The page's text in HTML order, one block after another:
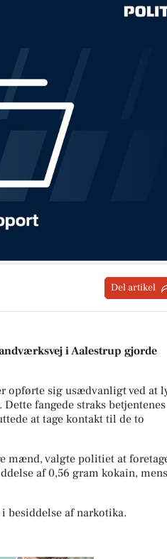
Del artikel
i Aalestrup gjorde
opførte sig usædvanligt ved at
fangede straks betjentenes
at tage kontakt til de to
mænd, valgte politiet at
af 0,56 gram kokain,
besiddelse af narkotika.